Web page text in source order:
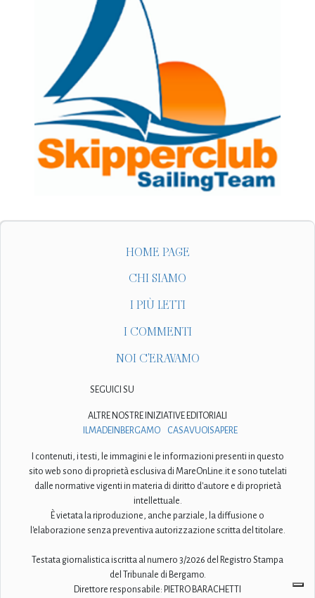
HOME PAGE
CHI SIAMO
I PIÙ LETTI
I COMMENTI
NOI C'ERAVAMO
SEGUICI SU
ALTRE NOSTRE INIZIATIVE EDITORIALI
ILMADEINBERGAMO
CASAVUOISAPERE
I contenuti, i testi, le immagini e le informazioni presenti in questo
sito web sono di proprietà esclusiva di MareOnLine.it e sono tutelati
dalle normative vigenti in materia di diritto d'autore e di proprietà
intellettuale.
È vietata la riproduzione, anche parziale, la diffusione o
l'elaborazione senza preventiva autorizzazione scritta del titolare.
Testata giornalistica iscritta al numero 3/2026 del Registro Stampa
del Tribunale di Bergamo.
Direttore responsabile: PIETRO BARACHETTI